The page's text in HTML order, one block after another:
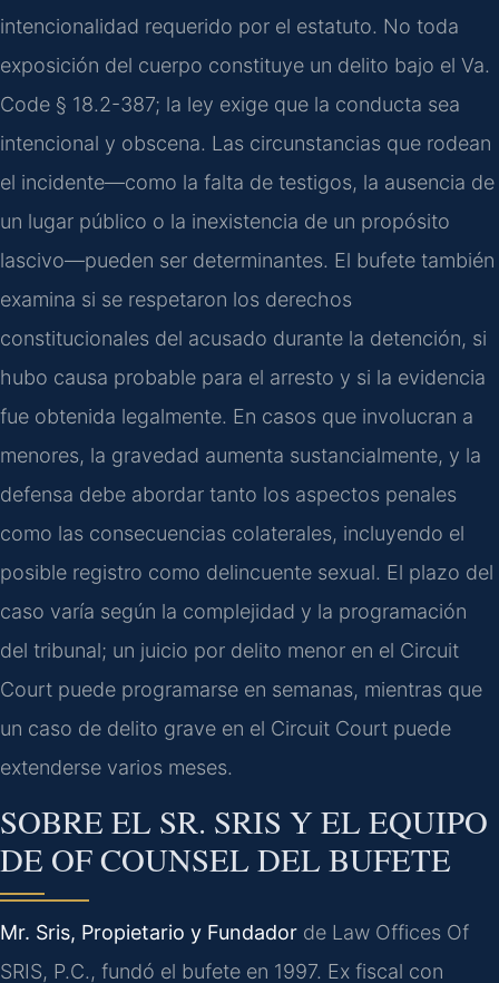
intencionalidad requerido por el estatuto. No toda
exposición del cuerpo constituye un delito bajo el Va.
Code § 18.2-387; la ley exige que la conducta sea
intencional y obscena. Las circunstancias que rodean
el incidente—como la falta de testigos, la ausencia de
un lugar público o la inexistencia de un propósito
lascivo—pueden ser determinantes. El bufete también
examina si se respetaron los derechos
constitucionales del acusado durante la detención, si
hubo causa probable para el arresto y si la evidencia
fue obtenida legalmente. En casos que involucran a
menores, la gravedad aumenta sustancialmente, y la
defensa debe abordar tanto los aspectos penales
como las consecuencias colaterales, incluyendo el
posible registro como delincuente sexual. El plazo del
caso varía según la complejidad y la programación
del tribunal; un juicio por delito menor en el Circuit
Court puede programarse en semanas, mientras que
un caso de delito grave en el Circuit Court puede
extenderse varios meses.
SOBRE EL SR. SRIS Y EL EQUIPO
DE OF COUNSEL DEL BUFETE
Mr. Sris, Propietario y Fundador de Law Offices Of
SRIS, P.C., fundó el bufete en 1997. Ex fiscal con